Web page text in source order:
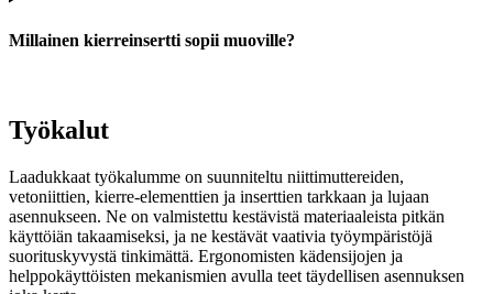
Millainen kierreinsertti sopii muoville?
Työkalut
Laadukkaat työkalumme on suunniteltu niittimuttereiden,
vetoniittien, kierre-elementtien ja inserttien tarkkaan ja lujaan
asennukseen. Ne on valmistettu kestävistä materiaaleista pitkän
käyttöiän takaamiseksi, ja ne kestävät vaativia työympäristöjä
suorituskyvystä tinkimättä. Ergonomisten kädensijojen ja
helppokäyttöisten mekanismien avulla teet täydellisen asennuksen